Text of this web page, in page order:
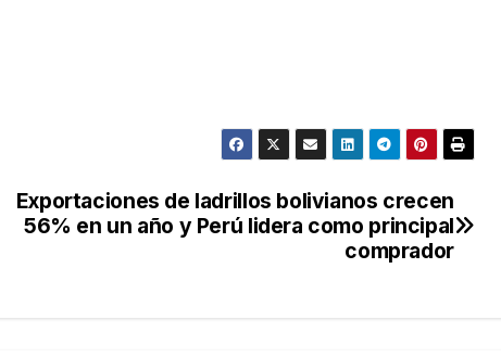
Exportaciones de ladrillos bolivianos crecen
56% en un año y Perú lidera como principal
comprador